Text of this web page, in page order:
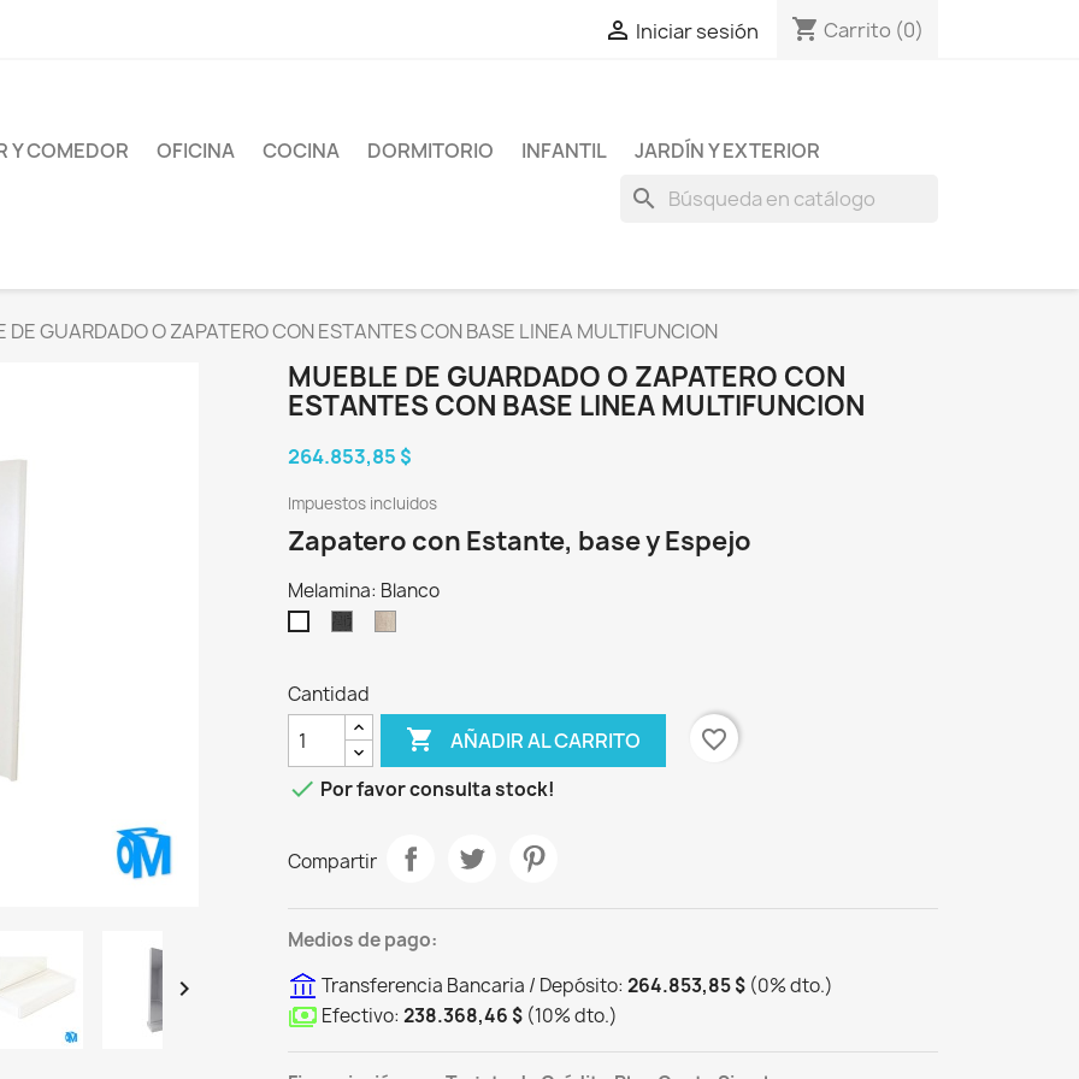
 Iniciar sesión shopping_cart Carrito (0)
Y COMEDOR OFICINA COCINA DORMITORIO INFANTIL JARDÍN Y EXTERIOR
search
DE GUARDADO O ZAPATERO CON ESTANTES CON BASE LINEA MULTIFUNCION

MUEBLE DE GUARDADO O ZAPATERO CON
ESTANTES CON BASE LINEA MULTIFUNCION
264.853,85 $
Impuestos incluidos
Zapatero con Estante, base y Espejo
Melamina: Blanco
Blanco
Cantidad
 AÑADIR AL CARRITO
favorite_border
 Por favor consulta stock!
Compartir
Medios de pago:
Transferencia Bancaria / Depósito: 264.853,85 $ (0%dto.)
Efectivo: 238.368,46 $ (10%dto.)